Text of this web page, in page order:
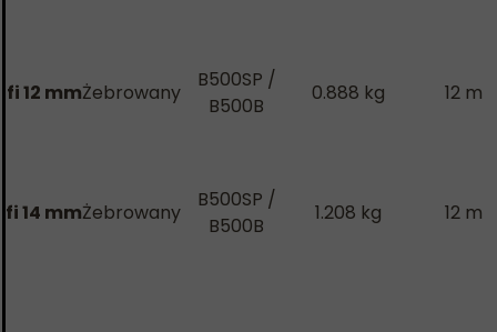
fi 12 mmŻebrowany
B500SP /
B500B
0.888 kg 12 m
fi 14 mmŻebrowany
B500SP /
B500B
1.208 kg 12 m